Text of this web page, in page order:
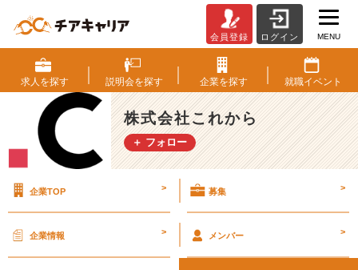
ラ
ッ
ク
企
業
疑
チ
企
会員登録 ログイン MENU
求人を探す 説明会を探す 企業を探す 就職イベント
株式会社これから
＋ フォロー
企業TOP > 募集 >
企業情報 > メンバー >